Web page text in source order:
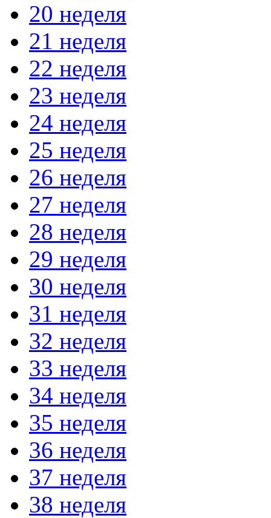
20 неделя
21 неделя
22 неделя
23 неделя
24 неделя
25 неделя
26 неделя
27 неделя
28 неделя
29 неделя
30 неделя
31 неделя
32 неделя
33 неделя
34 неделя
35 неделя
36 неделя
37 неделя
38 неделя